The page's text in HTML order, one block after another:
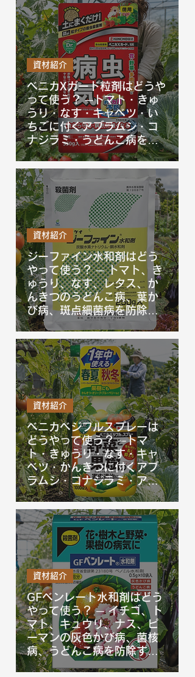
ベニカXガード粒剤はどうや
って使う？ ─トマト・きゅ
うり・なす・キャベツ・い
ちごに付くアブラムシ・コ
ナジラミ・うどんこ病を防
除するベニカXガード粒剤を
徹底解説！
資材紹介
ジーファイン水和剤はどう
やって使う？ ─ トマト、き
ゅうり、なす、レタス、か
んきつのうどんこ病、葉か
び病、斑点細菌病を防除す
るジーファイン水和剤を徹
底解説！
資材紹介
ベニカベジフルスプレーは
どうやって使う？ ─トマ
ト・きゅうり・なす・キャ
ベツ・かんきつに付くアブ
ラムシ・コナジラミ・アザ
ミウマを防除するベニカベ
ジフルスプレーを徹底解
説！
資材紹介
GFベンレート水和剤はどう
やって使う？ ─ イチゴ、ト
マト、キュウリ、ナス、ピ
ーマンの灰色かび病、菌核
病、うどんこ病を防除する
GFベンレート水和剤を徹底
資材紹介